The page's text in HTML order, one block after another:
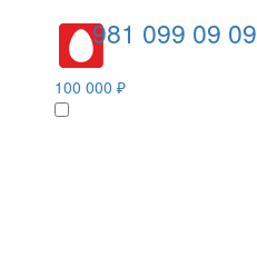
981 099 09 09
100 000 ₽